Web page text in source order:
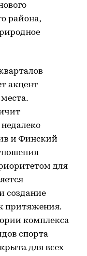
района,
акцент
и Финский
для
создание
притяжения.
комплекса
спорта
для всех